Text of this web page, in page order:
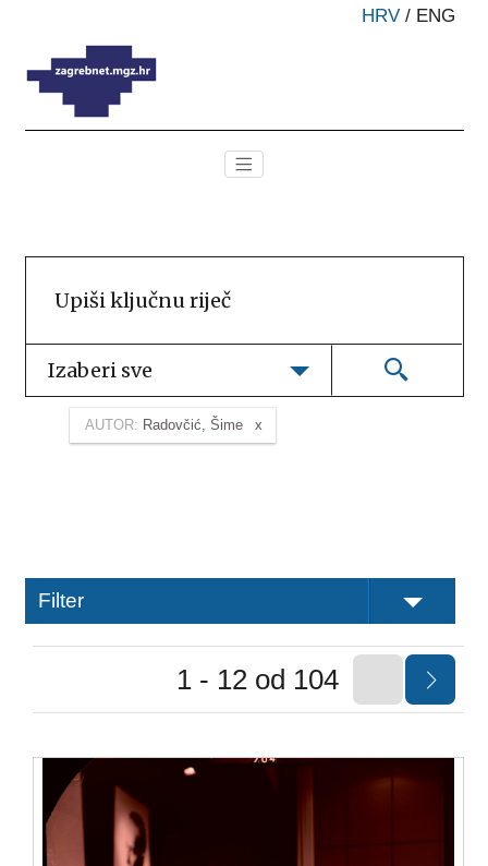
HRV / ENG
Izaberi sve
AUTOR: Radovčić, Šime
Filter
1 - 12 od 104